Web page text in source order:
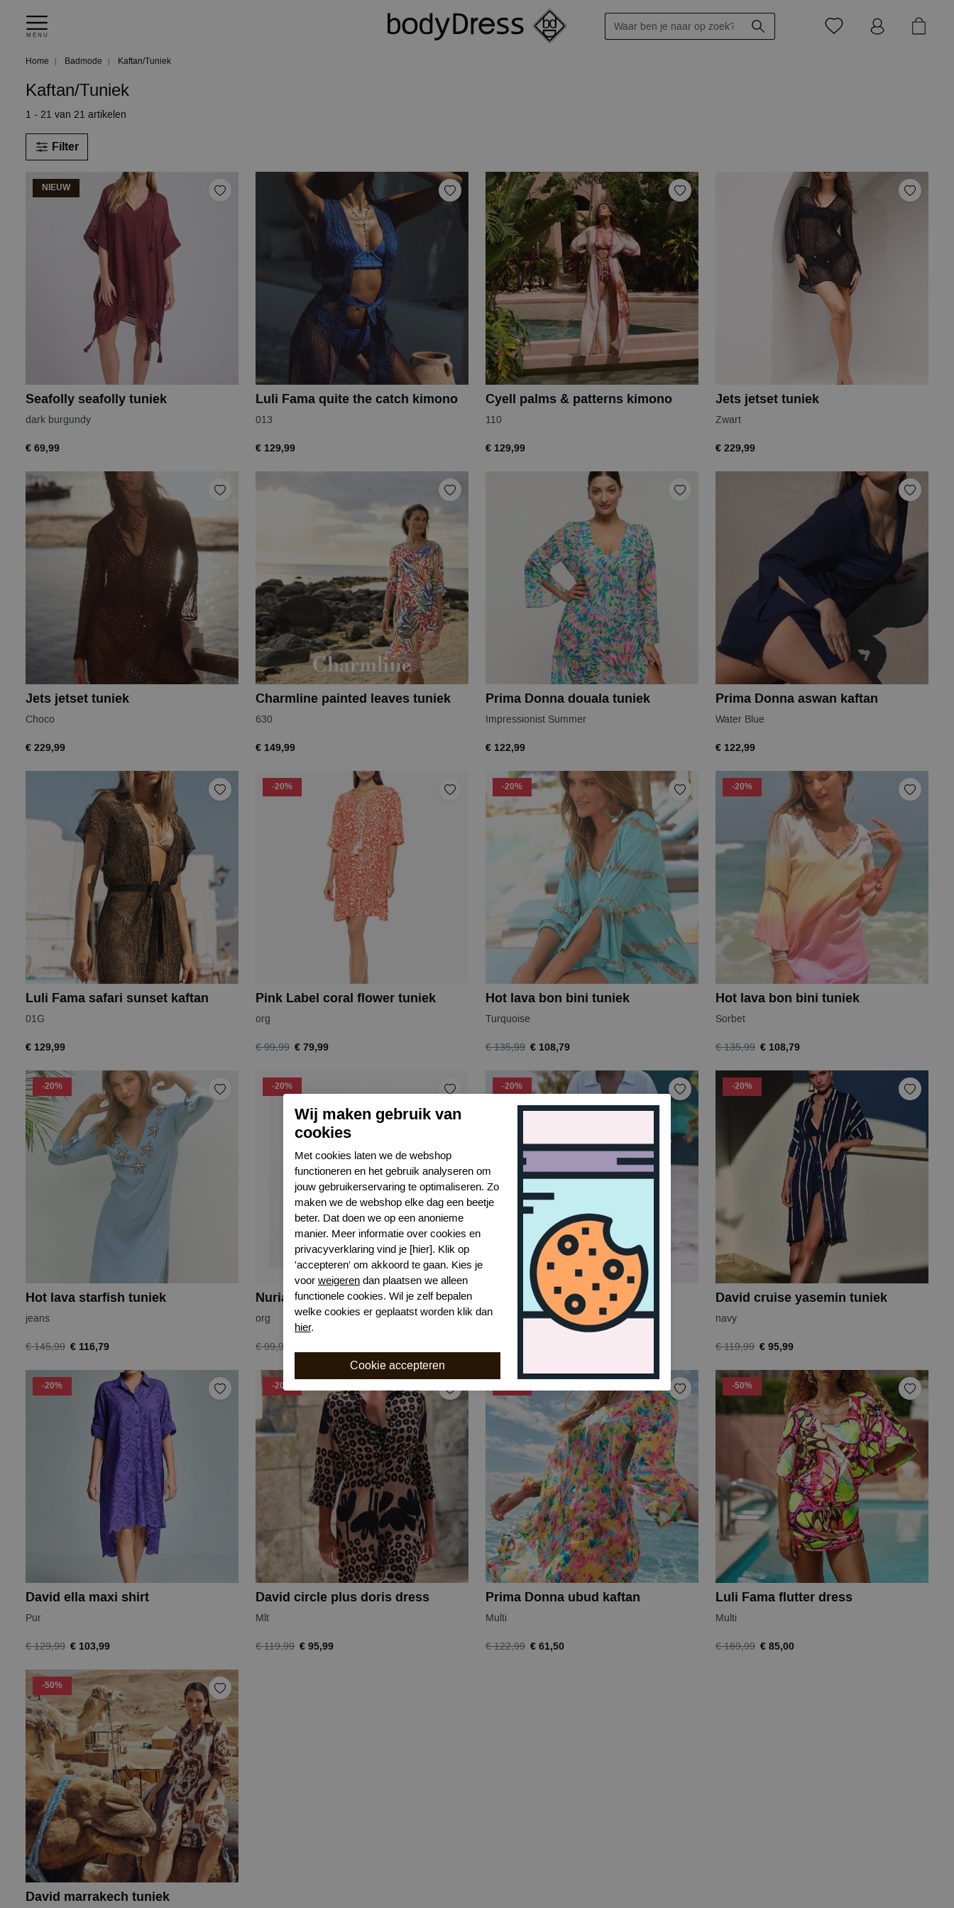
MENU
Home Badmode Kaftan/Tuniek
Kaftan/Tuniek
1 - 21 van 21 artikelen
Filter
NIEUW
Seafolly seafolly tuniek
dark burgundy
€ 69,99
Luli Fama quite the catch kimono
013
€ 129,99
Cyell palms & patterns kimono
110
€ 129,99
Jets jetset tuniek
Zwart
€ 229,99
Jets jetset tuniek
Choco
€ 229,99
Charmline painted leaves tuniek
630
€ 149,99
Prima Donna douala tuniek
Impressionist Summer
€ 122,99
Prima Donna aswan kaftan
Water Blue
€ 122,99
Luli Fama safari sunset kaftan
01G
€ 129,99
-20%
Pink Label coral flower tuniek
org
€ 99,99 € 79,99
-20%
Hot lava bon bini tuniek
Turquoise
€ 135,99 € 108,79
-20%
Hot lava bon bini tuniek
Sorbet
€ 135,99 € 108,79
-20%
Hot lava starfish tuniek
jeans
€ 145,99 € 116,79
-20%
Nuria Ferrer fauna tuniek
org
€ 99,99
-20%
David margot maxi kaftan
liglu
-20%
David cruise yasemin tuniek
navy
€ 119,99 € 95,99
-20%
David ella maxi shirt
Pur
€ 129,99 € 103,99
-20%
David circle plus doris dress
Mlt
€ 119,99 € 95,99
Prima Donna ubud kaftan
Multi
€ 122,99 € 61,50
-50%
Luli Fama flutter dress
Multi
€ 169,99 € 85,00
-50%
David marrakech tuniek
Wij maken gebruik van
cookies
Met cookies laten we de webshop
functioneren en het gebruik analyseren om
jouw gebruikerservaring te optimaliseren. Zo
maken we de webshop elke dag een beetje
beter. Dat doen we op een anonieme
manier. Meer informatie over cookies en
privacyverklaring vind je [hier]. Klik op
'accepteren' om akkoord te gaan. Kies je
voor weigeren dan plaatsen we alleen
functionele cookies. Wil je zelf bepalen
welke cookies er geplaatst worden klik dan
hier.